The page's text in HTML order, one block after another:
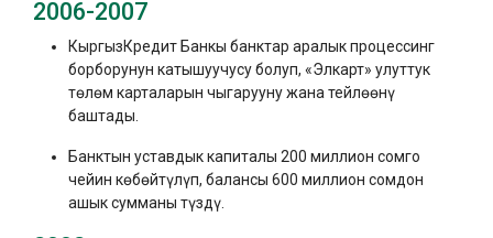
2006-2007
КыргызКредит Банкы банктар аралык процессинг
борборунун катышуучусу болуп, «Элкарт» улуттук
төлөм карталарын чыгарууну жана тейлөөнү
баштады.
Банктын уставдык капиталы 200 миллион сомго
чейин көбөйтүлүп, балансы 600 миллион сомдон
ашык сумманы түздү.